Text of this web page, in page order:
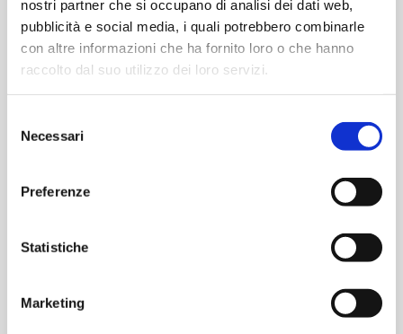
nostri partner che si occupano di analisi dei dati web,
pubblicità e social media, i quali potrebbero combinarle
con altre informazioni che ha fornito loro o che hanno
raccolto dal suo utilizzo dei loro servizi.
delNecessari
Preferenze
Statistiche
Marketing
27 DIC SPALLA
DOLOROSA
CRONICA E
TENDINOPATIA
Posted at 14:06h